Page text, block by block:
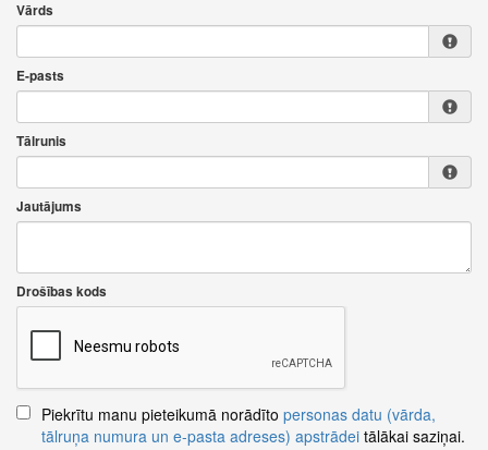
Vārds
E-pasts
Tālrunis
Jautājums
Drošības kods
Piekrītu manu pieteikumā norādīto personas datu (vārda,
tālruņa numura un e-pasta adreses) apstrādei tālākai saziņai.